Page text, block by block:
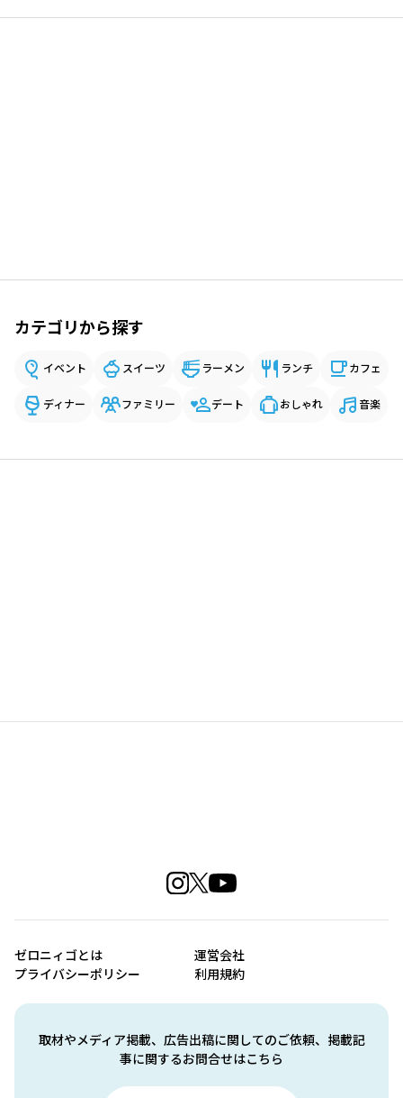
カテゴリから探す
イベント スイーツ ラーメン ランチ カフェ
ディナー ファミリー デート おしゃれ 音楽
取材やメディア掲載、広告出稿に関してのご依頼、掲載記
事に関するお問合せはこちら
ゼロニィゴとは
運営会社
プライバシーポリシー
利用規約